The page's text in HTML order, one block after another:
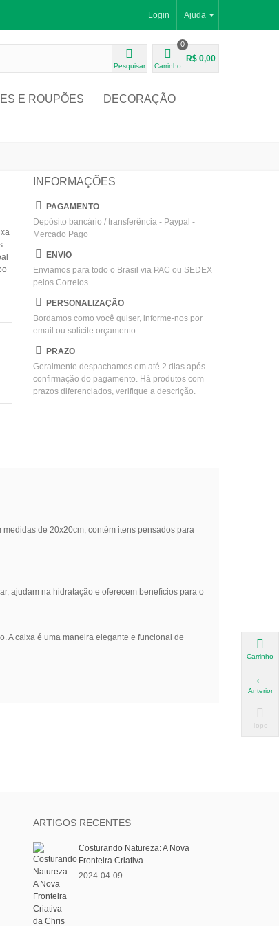
Ajuda
Login
Pesquisar Carrinho
0
R$ 0,00
E ROUPÕES
DECORAÇÃO
INFORMAÇÕES
PAGAMENTO
Depósito bancário / transferência - Paypal -
Mercado Pago
ENVIO
Enviamos para todo o Brasil via PAC ou SEDEX
pelos Correios
PERSONALIZAÇÃO
Bordamos como você quiser, informe-nos por
email ou solicite orçamento
PRAZO
Geralmente despachamos em até 2 dias após
confirmação do pagamento. Há produtos com
prazos diferenciados, verifique a descrição.
de 20x20cm, contém itens pensados para
ajudam na hidratação e oferecem benefícios para o
A caixa é uma maneira elegante e funcional de
ARTIGOS RECENTES
Costurando Natureza: A Nova
Fronteira Criativa...
2024-04-09
Carrinho
Anterior
Topo